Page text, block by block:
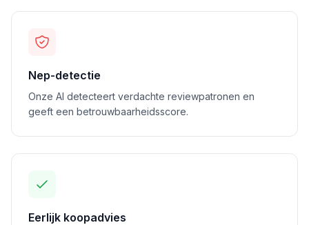
Nep-detectie
Onze AI detecteert verdachte reviewpatronen en
geeft een betrouwbaarheidsscore.
Eerlijk koopadvies